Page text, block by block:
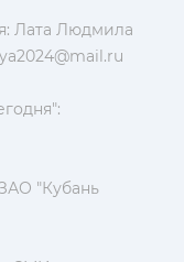
Лата Людмила
"Кубань